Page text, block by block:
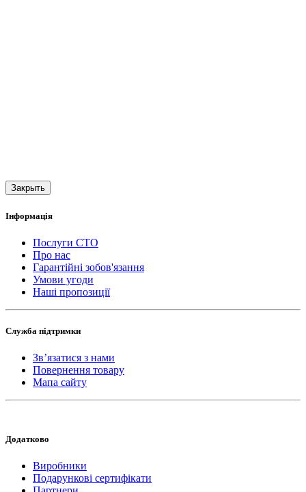
Закрыть
Інформація
Послуги СТО
Про нас
Гарантійні зобов'язання
Умови угоди
Наші пропозиції
Служба підтримки
Зв’язатися з нами
Повернення товару
Мапа сайту
Додатково
Виробники
Подарункові сертифікати